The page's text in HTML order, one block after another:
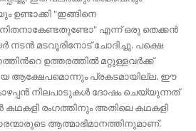
ഉണ്ടാക്കി "ഇങ്ങിനെ
എന്ന്‌ ഒരു തെക്കന്‍
നടന്‍ മടവൂരിനോട് ചോദിച്ചു. പക്ഷെ
ഉത്തരത്തിൽ മറ്റുള്ളവർക്ക്
ആക്ഷേപമൊന്നും പ്രകടമായില്ല. ഈ
നിലപാടുകൾ ദോഷം ചെയ്യുന്നത്
കഥകളി രംഗത്തിനും അതിലെ കഥകളി
ആത്മാഭിമാനത്തിനുമാണ്.